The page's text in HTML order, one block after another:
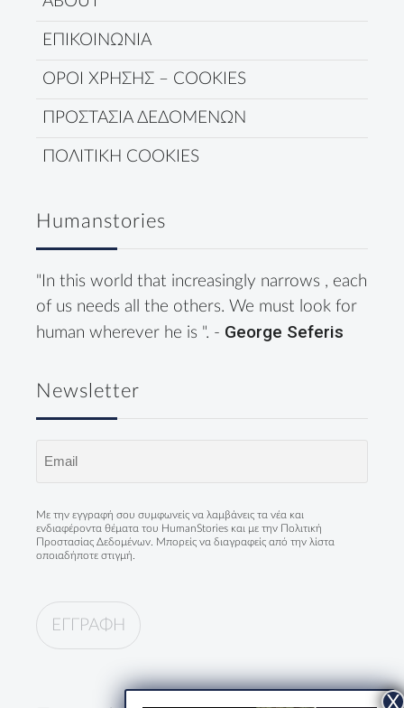
ΕΠΙΚΟΙΝΩΝΙΑ
ΟΡΟΙ ΧΡΗΣΗΣ – COOKIES
ΠΡΟΣΤΑΣΙΑ ΔΕΔΟΜΕΝΩΝ
ΠΟΛΙΤΙΚΗ COOKIES
Humanstories
"In this world that increasingly narrows , each
of us needs all the others. We must look for
human wherever he is ". - George Seferis
Newsletter
Με την εγγραφή σου συμφωνείς να λαμβάνεις τα νέα και
ενδιαφέροντα θέματα του HumanStories και με την Πολιτική
Προστασίας Δεδομένων . Μπορείς να διαγραφείς από την λίστα
οποιαδήποτε στιγμή.